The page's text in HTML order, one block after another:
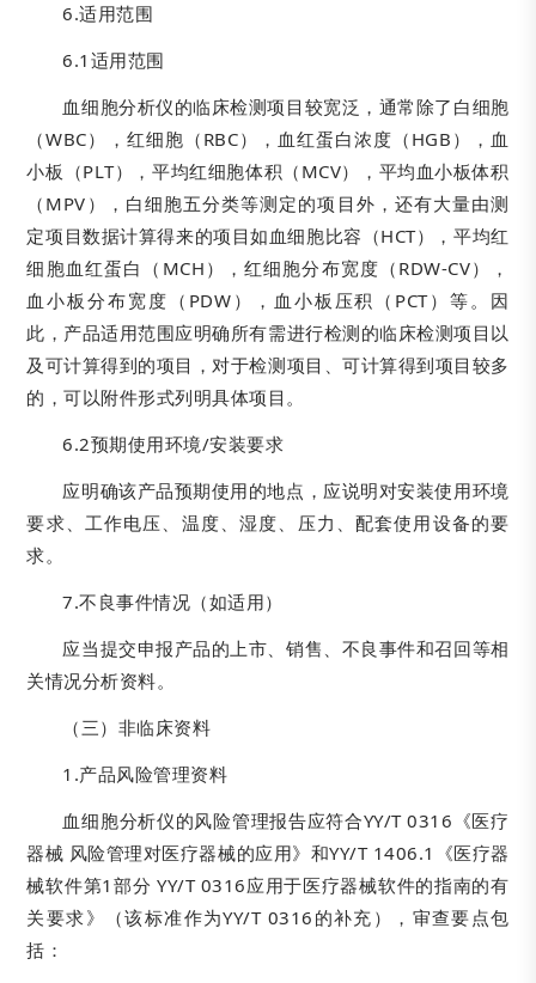
6.适用范围
6.1适用范围
血细胞分析仪的临床检测项目较宽泛，通常除了白细胞
（WBC），红细胞（RBC），血红蛋白浓度（HGB），血
小板（PLT），平均红细胞体积（MCV），平均血小板体积
（MPV），白细胞五分类等测定的项目外，还有大量由测
定项目数据计算得来的项目如血细胞比容（HCT），平均红
细胞血红蛋白（MCH），红细胞分布宽度（RDW-CV），
血小板分布宽度（PDW），血小板压积（PCT）等。因
此，产品适用范围应明确所有需进行检测的临床检测项目以
及可计算得到的项目，对于检测项目、可计算得到项目较多
的，可以附件形式列明具体项目。
6.2预期使用环境/安装要求
应明确该产品预期使用的地点，应说明对安装使用环境
要求、工作电压、温度、湿度、压力、配套使用设备的要
求。
7.不良事件情况（如适用）
应当提交申报产品的上市、销售、不良事件和召回等相
关情况分析资料。
（三）非临床资料
1.产品风险管理资料
血细胞分析仪的风险管理报告应符合YY/T 0316《医疗
器械 风险管理对医疗器械的应用》和YY/T 1406.1《医疗器
械软件第1部分 YY/T 0316应用于医疗器械软件的指南的有
关要求》（该标准作为YY/T 0316的补充），审查要点包
括：